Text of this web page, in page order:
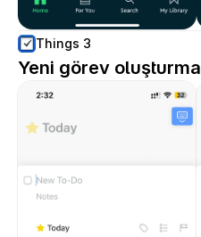
Things 3
Yeni görev oluşturma